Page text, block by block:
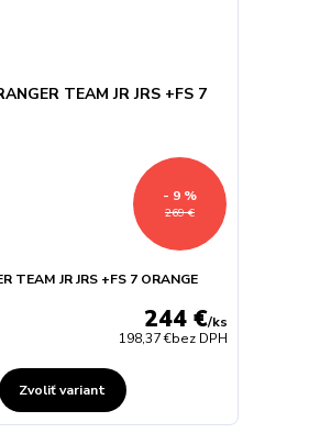
269 €
- 9 %
TEAM JR JRS +FS 7 ORANGE
244 €/ks
198,37 €bez DPH
Zvoliť variant